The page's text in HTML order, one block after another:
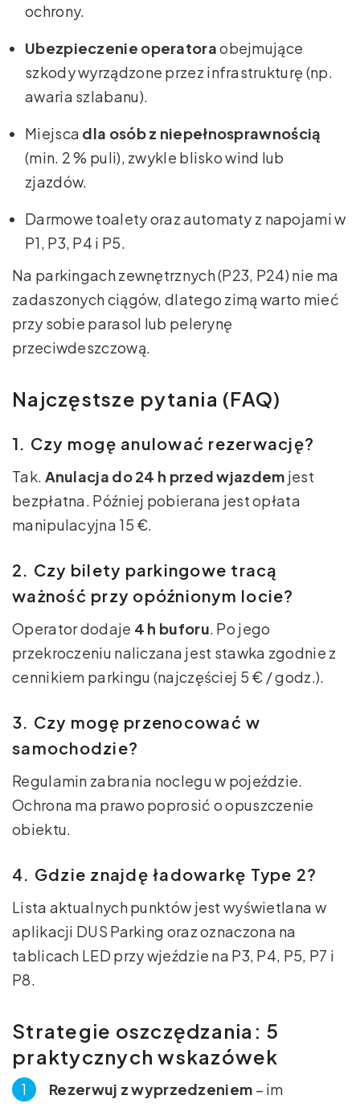
ochrony.
Ubezpieczenie operatoraobejmujące
szkody wyrządzone przez infrastrukturę (np.
awaria szlabanu).
Miejsca dla osób z niepełnosprawnością
(min. 2 % puli), zwykle blisko wind lub
zjazdów.
Darmowe toalety oraz automaty z napojami w
P1, P3, P4 i P5.
Na parkingach zewnętrznych (P23, P24) nie ma
zadaszonych ciągów, dlatego zimą warto mieć
przy sobie parasol lub pelerynę
przeciwdeszczową.
Najczęstsze pytania (FAQ)
1. Czy mogę anulować rezerwację?
Tak. Anulacja do 24 h przed wjazdem jest
bezpłatna. Później pobierana jest opłata
manipulacyjna 15 €.
2. Czy bilety parkingowe tracą
ważność przy opóźnionym locie?
Operator dodaje 4 h buforu. Po jego
przekroczeniu naliczana jest stawka zgodnie z
cennikiem parkingu (najczęściej 5 € / godz.).
3. Czy mogę przenocować w
samochodzie?
Regulamin zabrania noclegu w pojeździe.
Ochrona ma prawo poprosić o opuszczenie
obiektu.
4. Gdzie znajdę ładowarkę Type 2?
Lista aktualnych punktów jest wyświetlana w
aplikacji DUS Parking oraz oznaczona na
tablicach LED przy wjeździe na P3, P4, P5, P7 i
P8.
Strategie oszczędzania: 5
praktycznych wskazówek
Rezerwuj z wyprzedzeniem – im